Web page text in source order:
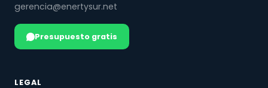
gerencia@enertysur.net
Presupuesto gratis
LEGAL